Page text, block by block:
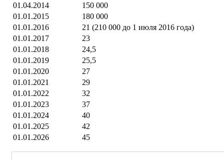
01.04.2014
150 000
01.01.2015
180 000
01.01.2016
21 (210 000 до 1 июля 2016 года)
01.01.2017
23
01.01.2018
24,5
01.01.2019
25,5
01.01.2020
27
01.01.2021
29
01.01.2022
32
01.01.2023
37
01.01.2024
40
01.01.2025
42
01.01.2026
45